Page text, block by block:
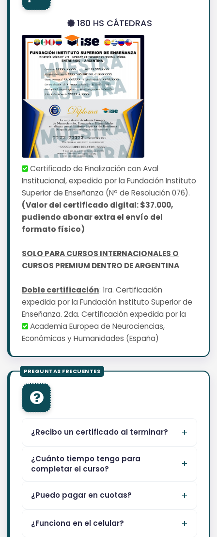
180 HS CÁTEDRAS
Certificado de Finalización con Aval
Institucional, expedido por la Fundación Instituto
Superior de Enseñanza (Nº de Resolución 076).
(Valor del certificado digital: $37.000,
pudiendo abonar extra el envío del
formato físico)
SOLO PARA CURSOS INTERNACIONALES O
CURSOS PREMIUM DENTRO DE ARGENTINA
Doble certificación: 1ra. Certificación
expedida por la Fundación Instituto Superior de
Enseñanza. 2da. Certificación expedida por la
Academia Europea de Neurociencias,
Económicas y Humanidades (España)
¿Recibo un certificado al terminar?
¿Cuánto tiempo tengo para
completar el curso?
¿Puedo pagar en cuotas?
¿Funciona en el celular?